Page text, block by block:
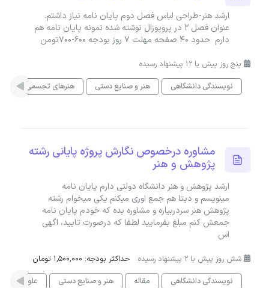
ارشد هنر-طراحی لباس فصل دوم پایان نامه نیاز داشتم.
عنوان فصل 2 در پروپوزال نوشته شده نمونه پایان نامه هم
دارم حدود 40 صفحه مهلت 7 روز بودجه 600-700تومن
پنج روز پیش با 12 پیشنهاد رسیده
نویسندگی دانشگاهی
هنر و صنایع دستی هنرهای تجسمی
مشاوره درخصوص نگارش پروژه پایانی رشته
پژوهش و هنر
ارشد پژوهش و هنر دانشگاه دولتی دارم پایان نامه
مینویسم و دیتا هم جمع اوری میکنم یکی میخوام رشته
پژوهش هنر سردربیاره و مشاوره بده که خودم پایان نامه
جمعش کنم مبلغ بفرمایید لطفا که درصورت تایید، اگهی
اس
شش روز پیش با 2 پیشنهاد رسیده
حداکثر بودجه: 1,500,000 تومان
نویسندگی دانشگاهی
مقاله هنر و صنایع دستی علوم انسانی